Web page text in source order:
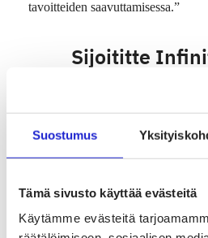
Suostumus
Tämä sivusto käyttää evästeitä
Käytämme evästeitä
tavoitteiden saavuttamisessa.”
Sijoititte
Companyyn
kehittämään innovatiivisella